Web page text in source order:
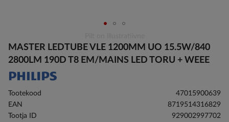
to
the
of
images
gallery
MASTER LEDTUBE VLE 1200MM UO 15.5W/840
2800LM 190D T8 EM/MAINS LED TORU + WEEE
Tootekood
47015900639
EAN
8719514316829
Tootja ID
929002997702